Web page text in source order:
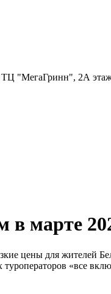
ТЦ "МегаГринн", 2А
марте
цены для жителей
туроператоров «все